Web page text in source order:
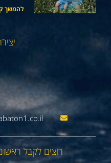
להמשך
רוצים לקבל